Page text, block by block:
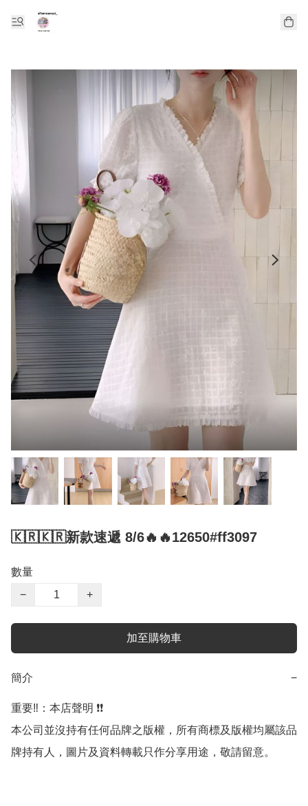
🇰🇷🇰🇷新款速遞 8/6🔥🔥12650#ff3097
數量
−
+
加至購物車
簡介 −
重要‼️：本店聲明 ❗️❗️
本公司並沒持有任何品牌之版權，所有商標及版權均屬該品
牌持有人，圖片及資料轉載只作分享用途，敬請留意。